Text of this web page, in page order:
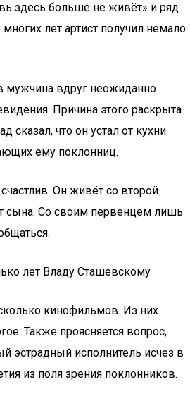
здесь больше не живёт» и ряд
лет артист получил немало
мужчина вдруг неожиданно
Причина этого раскрыта
сказал, что он устал от кухни
ему поклонниц.
Он живёт со второй
сына. Со своим первенцем лишь
лет Владу Сташевскому
кинофильмов. Из них
Также проясняется вопрос,
эстрадный исполнитель исчез в
из поля зрения поклонников.